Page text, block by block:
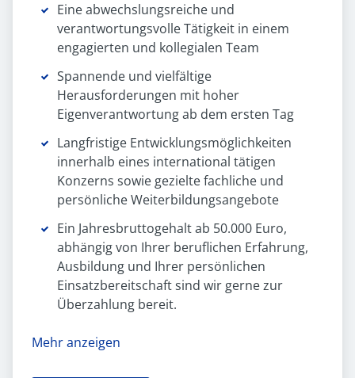
Eine abwechslungsreiche und
verantwortungsvolle Tätigkeit in einem
engagierten und kollegialen Team
Spannende und vielfältige
Herausforderungen mit hoher
Eigenverantwortung ab dem ersten Tag
Langfristige Entwicklungsmöglichkeiten
innerhalb eines international tätigen
Konzerns sowie gezielte fachliche und
persönliche Weiterbildungsangebote
Ein Jahresbruttogehalt ab 50.000 Euro,
abhängig von Ihrer beruflichen Erfahrung,
Ausbildung und Ihrer persönlichen
Einsatzbereitschaft sind wir gerne zur
Überzahlung bereit.
Mehr anzeigen